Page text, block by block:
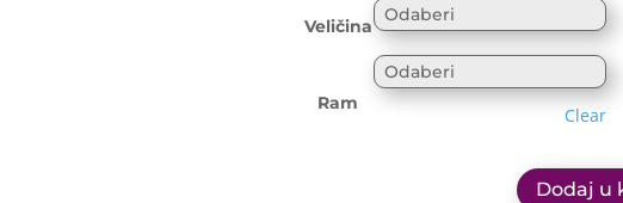
10.999 рсд
through
10.449 рсд
Veličina
Ram
Clear
Dodaj u